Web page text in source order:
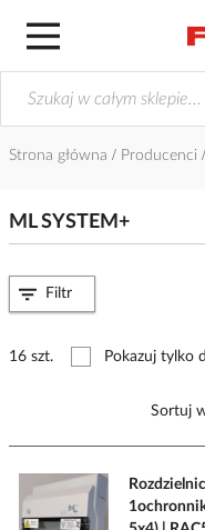
Strona główna Producenci
ML SYSTEM+
16 szt. Pokazuj tylko
Sortuj
Filtr